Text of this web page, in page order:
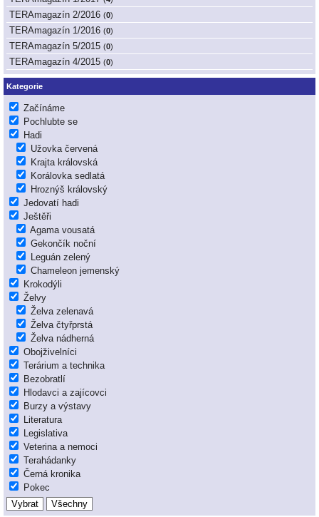
TERAmagazín 2/2016 (0)
TERAmagazín 1/2016 (0)
TERAmagazín 5/2015 (0)
TERAmagazín 4/2015 (0)
Kategorie
Začínáme
Pochlubte se
Hadi
Užovka červená
Krajta královská
Korálovka sedlatá
Hroznýš královský
Jedovatí hadi
Ještěři
Agama vousatá
Gekončík noční
Leguán zelený
Chameleon jemenský
Krokodýli
Želvy
Želva zelenavá
Želva čtyřprstá
Želva nádherná
Obojživelníci
Terárium a technika
Bezobratlí
Hlodavci a zajícovci
Burzy a výstavy
Literatura
Legislativa
Veterina a nemoci
Terahádanky
Černá kronika
Pokec